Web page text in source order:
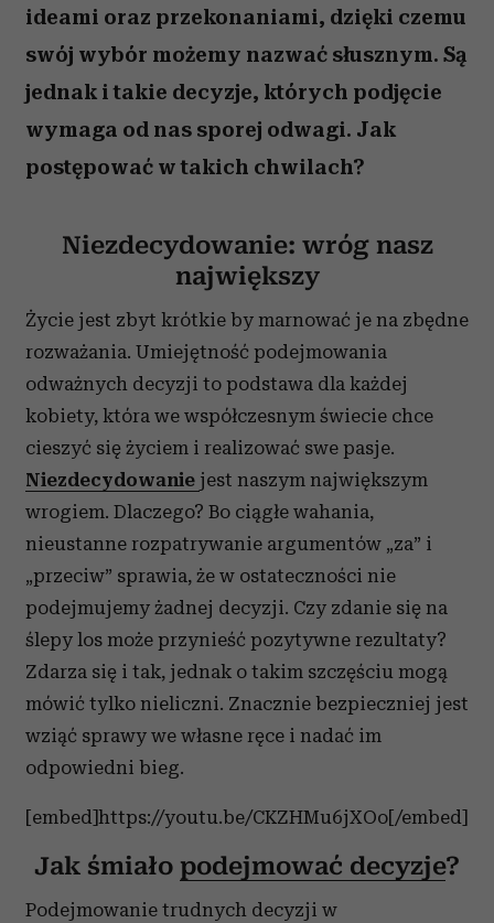
ideami oraz przekonaniami, dzięki czemu
swój wybór możemy nazwać słusznym. Są
jednak i takie decyzje, których podjęcie
wymaga od nas sporej odwagi. Jak
postępować w takich chwilach?
Niezdecydowanie: wróg nasz
największy
Życie jest zbyt krótkie by marnować je na zbędne
rozważania. Umiejętność podejmowania
odważnych decyzji to podstawa dla każdej
kobiety, która we współczesnym świecie chce
cieszyć się życiem i realizować swe pasje.
Niezdecydowanie jest naszym największym
wrogiem. Dlaczego? Bo ciągłe wahania,
nieustanne rozpatrywanie argumentów „za” i
„przeciw” sprawia, że w ostateczności nie
podejmujemy żadnej decyzji. Czy zdanie się na
ślepy los może przynieść pozytywne rezultaty?
Zdarza się i tak, jednak o takim szczęściu mogą
mówić tylko nieliczni. Znacznie bezpieczniej jest
wziąć sprawy we własne ręce i nadać im
odpowiedni bieg.
[embed]https://youtu.be/CKZHMu6jXOo[/embed]
Jak śmiało podejmować decyzje?
Podejmowanie trudnych decyzji w